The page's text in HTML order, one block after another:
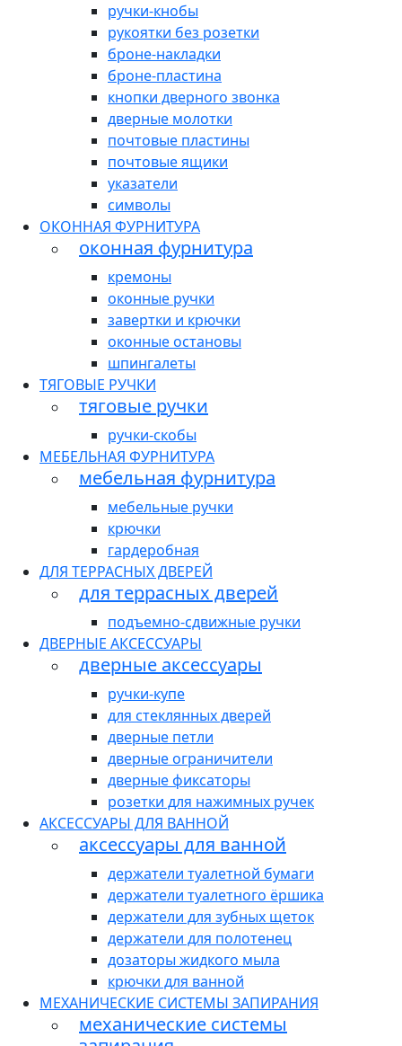
ручки-кнобы
рукоятки без розетки
броне-накладки
броне-пластина
кнопки дверного звонка
дверные молотки
почтовые пластины
почтовые ящики
указатели
символы
ОКОННАЯ ФУРНИТУРА
оконная фурнитура
кремоны
оконные ручки
завертки и крючки
оконные остановы
шпингалеты
ТЯГОВЫЕ РУЧКИ
тяговые ручки
ручки-скобы
МЕБЕЛЬНАЯ ФУРНИТУРА
мебельная фурнитура
мебельные ручки
крючки
гардеробная
ДЛЯ ТЕРРАСНЫХ ДВЕРЕЙ
для террасных дверей
подъемно-сдвижные ручки
ДВЕРНЫЕ АКСЕССУАРЫ
дверные аксессуары
ручки-купе
для стеклянных дверей
дверные петли
дверные ограничители
дверные фиксаторы
розетки для нажимных ручек
АКСЕССУАРЫ ДЛЯ ВАННОЙ
аксессуары для ванной
держатели туалетной бумаги
держатели туалетного ёршика
держатели для зубных щеток
держатели для полотенец
дозаторы жидкого мыла
крючки для ванной
МЕХАНИЧЕСКИЕ СИСТЕМЫ ЗАПИРАНИЯ
механические системы